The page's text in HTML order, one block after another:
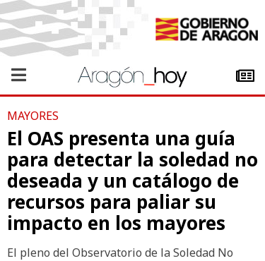
MAYORES
El OAS presenta una guía
para detectar la soledad no
deseada y un catálogo de
recursos para paliar su
impacto en los mayores
El pleno del Observatorio de la Soledad No